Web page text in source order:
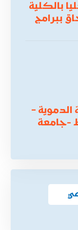
بالكلية
ببرامج
الدموية –
-جامعة